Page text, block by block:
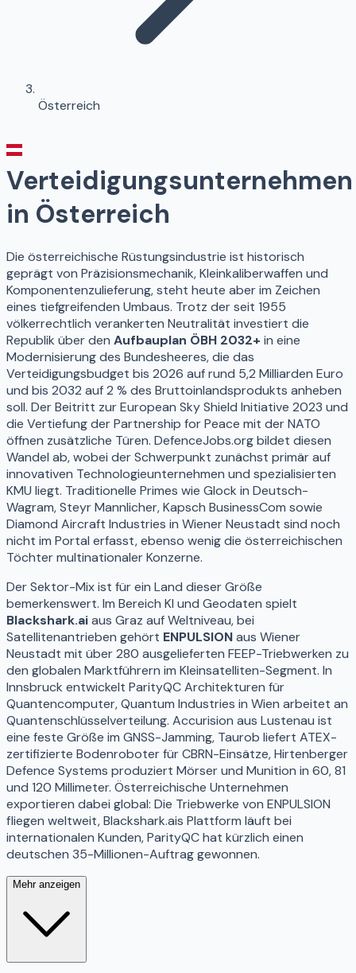
Österreich
Verteidigungsunternehmen
in Österreich
Die österreichische Rüstungsindustrie ist historisch
geprägt von Präzisionsmechanik, Kleinkaliberwaffen und
Komponentenzulieferung, steht heute aber im Zeichen
eines tiefgreifenden Umbaus. Trotz der seit 1955
völkerrechtlich verankerten Neutralität investiert die
Republik über den Aufbauplan ÖBH 2032+ in eine
Modernisierung des Bundesheeres, die das
Verteidigungsbudget bis 2026 auf rund 5,2 Milliarden Euro
und bis 2032 auf 2 % des Bruttoinlandsprodukts anheben
soll. Der Beitritt zur European Sky Shield Initiative 2023 und
die Vertiefung der Partnership for Peace mit der NATO
öffnen zusätzliche Türen. DefenceJobs.org bildet diesen
Wandel ab, wobei der Schwerpunkt zunächst primär auf
innovativen Technologieunternehmen und spezialisierten
KMU liegt. Traditionelle Primes wie Glock in Deutsch-
Wagram, Steyr Mannlicher, Kapsch BusinessCom sowie
Diamond Aircraft Industries in Wiener Neustadt sind noch
nicht im Portal erfasst, ebenso wenig die österreichischen
Töchter multinationaler Konzerne.
Der Sektor-Mix ist für ein Land dieser Größe
bemerkenswert. Im Bereich KI und Geodaten spielt
Blackshark.aiaus Graz auf Weltniveau, bei
Satellitenantrieben gehört ENPULSIONaus Wiener
Neustadt mit über 280 ausgelieferten FEEP-Triebwerken zu
den globalen Marktführern im Kleinsatelliten-Segment. In
Innsbruck entwickelt ParityQC Architekturen für
Quantencomputer, Quantum Industries in Wien arbeitet an
Quantenschlüsselverteilung. Accurision aus Lustenau ist
eine feste Größe im GNSS-Jamming, Taurob liefert ATEX-
zertifizierte Bodenroboter für CBRN-Einsätze, Hirtenberger
Defence Systems produziert Mörser und Munition in 60, 81
und 120 Millimeter. Österreichische Unternehmen
exportieren dabei global: Die Triebwerke von ENPULSION
fliegen weltweit, Blackshark.ais Plattform läuft bei
internationalen Kunden, ParityQC hat kürzlich einen
deutschen 35-Millionen-Auftrag gewonnen.
Mehr anzeigen